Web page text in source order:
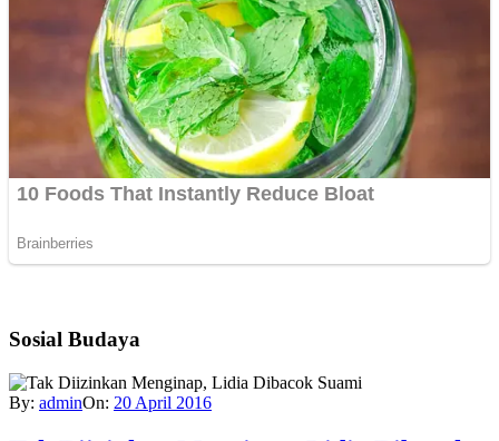
Sosial Budaya
By: adminOn: 20 April 2016